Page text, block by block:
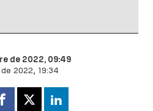
de 2022, 09:49
2022, 19:34
Facebook
X Linkedin